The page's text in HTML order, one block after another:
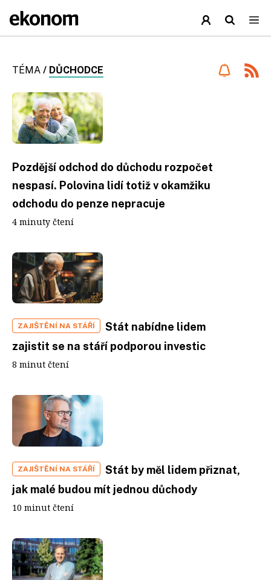
TÉMA / DŮCHODCE
Pozdější odchod do důchodu rozpočet
nespasí. Polovina lidí totiž v okamžiku
odchodu do penze nepracuje
4 minuty čtení
ZAJIŠTĚNÍ NA STÁŘÍ
Stát nabídne lidem
zajistit se na stáří podporou investic
8 minut čtení
ZAJIŠTĚNÍ NA STÁŘÍ
Stát by měl lidem přiznat,
jak malé budou mít jednou důchody
10 minut čtení